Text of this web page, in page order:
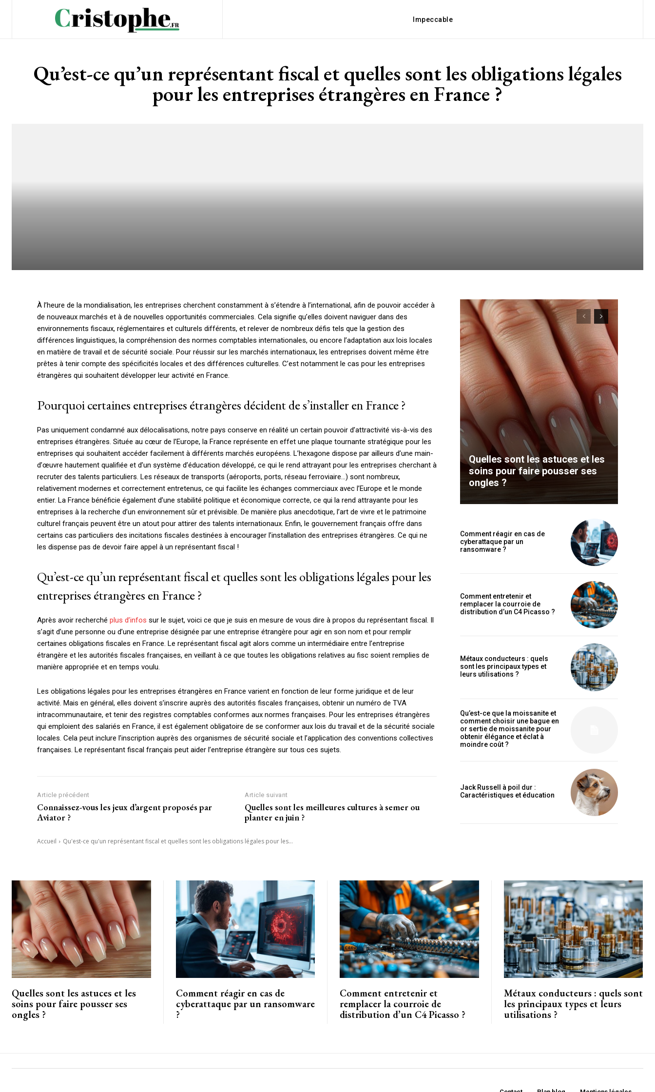
Impeccable
Qu’est-ce qu’un représentant fiscal et quelles sont les obligations légales
pour les entreprises étrangères en France ?
À l’heure de la mondialisation, les entreprises cherchent constamment à s’étendre à l’international, afin de pouvoir accéder à
de nouveaux marchés et à de nouvelles opportunités commerciales. Cela signifie qu’elles doivent naviguer dans des
environnements fiscaux, réglementaires et culturels différents, et relever de nombreux défis tels que la gestion des
différences linguistiques, la compréhension des normes comptables internationales, ou encore l’adaptation aux lois locales
en matière de travail et de sécurité sociale. Pour réussir sur les marchés internationaux, les entreprises doivent même être
prêtes à tenir compte des spécificités locales et des différences culturelles. C’est notamment le cas pour les entreprises
étrangères qui souhaitent développer leur activité en France.
Pourquoi certaines entreprises étrangères décident de s’installer en France ?
Pas uniquement condamné aux délocalisations, notre pays conserve en réalité un certain pouvoir d’attractivité vis-à-vis des
entreprises étrangères. Située au cœur de l’Europe, la France représente en effet une plaque tournante stratégique pour les
entreprises qui souhaitent accéder facilement à différents marchés européens. L’hexagone dispose par ailleurs d’une main-
d’œuvre hautement qualifiée et d’un système d’éducation développé, ce qui le rend attrayant pour les entreprises cherchant à
recruter des talents particuliers. Les réseaux de transports (aéroports, ports, réseau ferroviaire…) sont nombreux,
relativement modernes et correctement entretenus, ce qui facilite les échanges commerciaux avec l’Europe et le monde
entier. La France bénéficie également d’une stabilité politique et économique correcte, ce qui la rend attrayante pour les
entreprises à la recherche d’un environnement sûr et prévisible. De manière plus anecdotique, l’art de vivre et le patrimoine
culturel français peuvent être un atout pour attirer des talents internationaux. Enfin, le gouvernement français offre dans
certains cas particuliers des incitations fiscales destinées à encourager l’installation des entreprises étrangères. Ce qui ne
les dispense pas de devoir faire appel à un représentant fiscal !
Qu’est-ce qu’un représentant fiscal et quelles sont les obligations légales pour les
entreprises étrangères en France ?
Après avoir recherché plus d’infos sur le sujet, voici ce que je suis en mesure de vous dire à propos du représentant fiscal. Il
s’agit d’une personne ou d’une entreprise désignée par une entreprise étrangère pour agir en son nom et pour remplir
certaines obligations fiscales en France. Le représentant fiscal agit alors comme un intermédiaire entre l’entreprise
étrangère et les autorités fiscales françaises, en veillant à ce que toutes les obligations relatives au fisc soient remplies de
manière appropriée et en temps voulu.
Les obligations légales pour les entreprises étrangères en France varient en fonction de leur forme juridique et de leur
activité. Mais en général, elles doivent s’inscrire auprès des autorités fiscales françaises, obtenir un numéro de TVA
intracommunautaire, et tenir des registres comptables conformes aux normes françaises. Pour les entreprises étrangères
qui emploient des salariés en France, il est également obligatoire de se conformer aux lois du travail et de la sécurité sociale
locales. Cela peut inclure l’inscription auprès des organismes de sécurité sociale et l’application des conventions collectives
françaises. Le représentant fiscal français peut aider l’entreprise étrangère sur tous ces sujets.
Article précédent
Connaissez-vous les jeux d’argent proposés par
Aviator ?
Article suivant
Quelles sont les meilleures cultures à semer ou
planter en juin ?
Accueil Qu'est-ce qu'un représentant fiscal et quelles sont les obligations légales pour les...
Quelles sont les astuces et les
soins pour faire pousser ses
ongles ?
Comment réagir en cas de
cyberattaque par un
ransomware ?
Comment entretenir et
remplacer la courroie de
distribution d’un C4 Picasso ?
Métaux conducteurs : quels
sont les principaux types et
leurs utilisations ?
Qu’est-ce que la moissanite et
comment choisir une bague en
or sertie de moissanite pour
obtenir élégance et éclat à
moindre coût ?
Jack Russell à poil dur :
Caractéristiques et éducation
Quelles sont les astuces et les
soins pour faire pousser ses
ongles ?
Comment réagir en cas de
cyberattaque par un ransomware
?
Comment entretenir et
remplacer la courroie de
distribution d’un C4 Picasso ?
Métaux conducteurs : quels sont
les principaux types et leurs
utilisations ?